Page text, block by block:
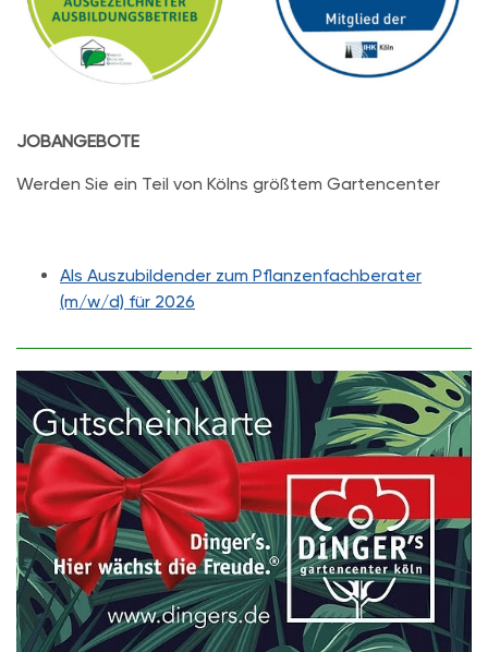
JOBANGEBOTE
Werden Sie ein Teil von Kölns größtem Gartencenter
Als Auszubildender zum Pflanzenfachberater
(m/w/d) für 2026